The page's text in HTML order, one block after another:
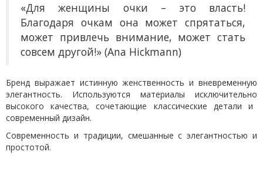
«Для женщины очки – это власть!
Благодаря очкам она может спрятаться,
может привлечь внимание, может стать
совсем другой!» (Ana Hickmann)
Бренд выражает истинную женственность и вневременную
элегантность. Используются материалы исключительно
высокого качества, сочетающие классические детали и
современный дизайн.
Современность и традиции, смешанные с элегантностью и
простотой.